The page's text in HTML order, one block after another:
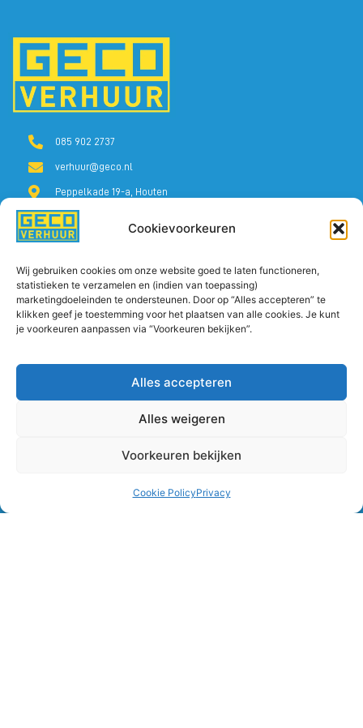
Cookievoorkeuren
Wij gebruiken cookies om onze website goed te laten functioneren,
statistieken te verzamelen en (indien van toepassing)
marketingdoeleinden te ondersteunen. Door op “Alles accepteren” te
klikken geef je toestemming voor het plaatsen van alle cookies. Je kunt
je voorkeuren aanpassen via “Voorkeuren bekijken”.
Alles accepteren
Alles weigeren
Voorkeuren bekijken
Cookie PolicyPrivacy
085 902 2737
verhuur@geco.nl
Peppelkade 19-a, Houten
Molenvliet 24, Wijk bij Duurstede
Blog
Veelgestelde vragen
GECO Verkoop
GECO Service
Ma. t/m vr. 07.00 -
17.00